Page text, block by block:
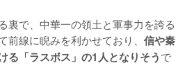
裏で、中華一の領土と軍事力を誇る
前線に睨みを利かせており、 信や秦
る「ラスボス」の1人となりそうで